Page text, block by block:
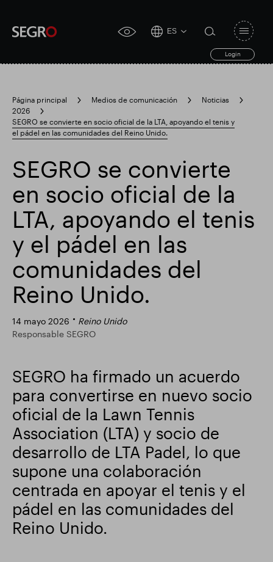
accessibility
ES
Login
search
form
Submit
Search
for
Claro
Responsable SEGRO Finca comercial Slough
Resultados financieros
Actualización comercial
toggle
Página principal Medios de comunicación
Noticias
2026
SEGRO se convierte en socio oficial de la LTA, apoyando el tenis y
el pádel en las comunidades del Reino Unido.
SEGRO se convierte
en socio oficial de la
LTA, apoyando el tenis
y el pádel en las
comunidades del
Reino Unido.
14 mayo 2026
Reino Unido
Responsable SEGRO
SEGRO ha firmado un acuerdo
para convertirse en nuevo socio
oficial de la Lawn Tennis
Association (LTA) y socio de
desarrollo de LTA Padel, lo que
supone una colaboración
centrada en apoyar el tenis y el
pádel en las comunidades del
Reino Unido.